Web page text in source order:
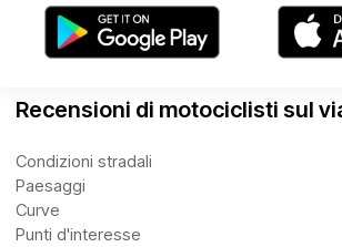
Recensioni di motociclisti sul
Condizioni stradali
Paesaggi
Curve
Punti d'interesse